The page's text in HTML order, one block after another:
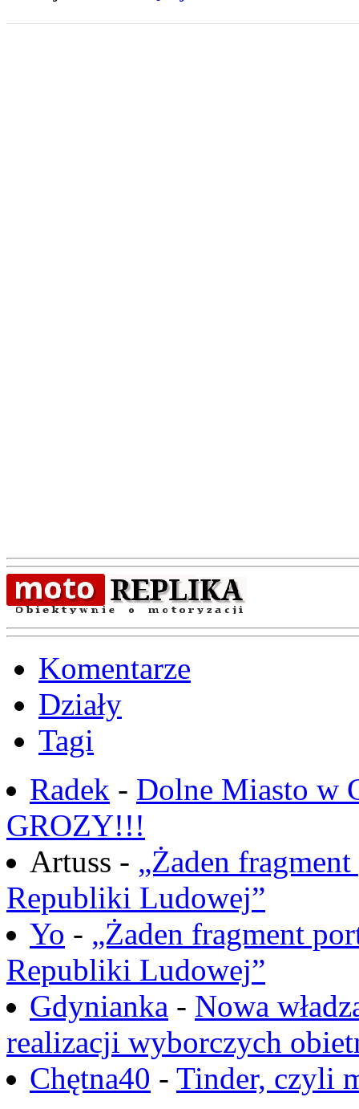
Komentarze
Działy
Tagi
Radek - Dolne Miasto w
GROZY!!!
Artuss - „Żaden
Republiki Ludowej”
Yo - „Żaden fragment
Republiki Ludowej”
Gdynianka - Nowa
realizacji wyborczych
Chętna40 - Tinder, czyli